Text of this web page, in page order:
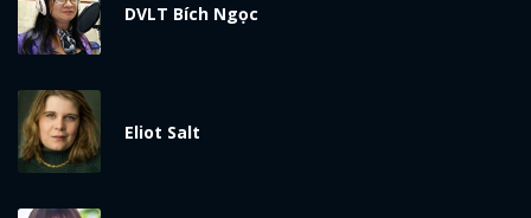
DVLT Bích Ngọc
Eliot Salt